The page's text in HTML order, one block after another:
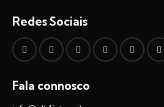
Redes Sociais
Fala connosco